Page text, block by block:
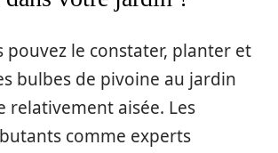
pouvez le constater, planter et
bulbes de pivoine au jardin
relativement aisée. Les
comme experts